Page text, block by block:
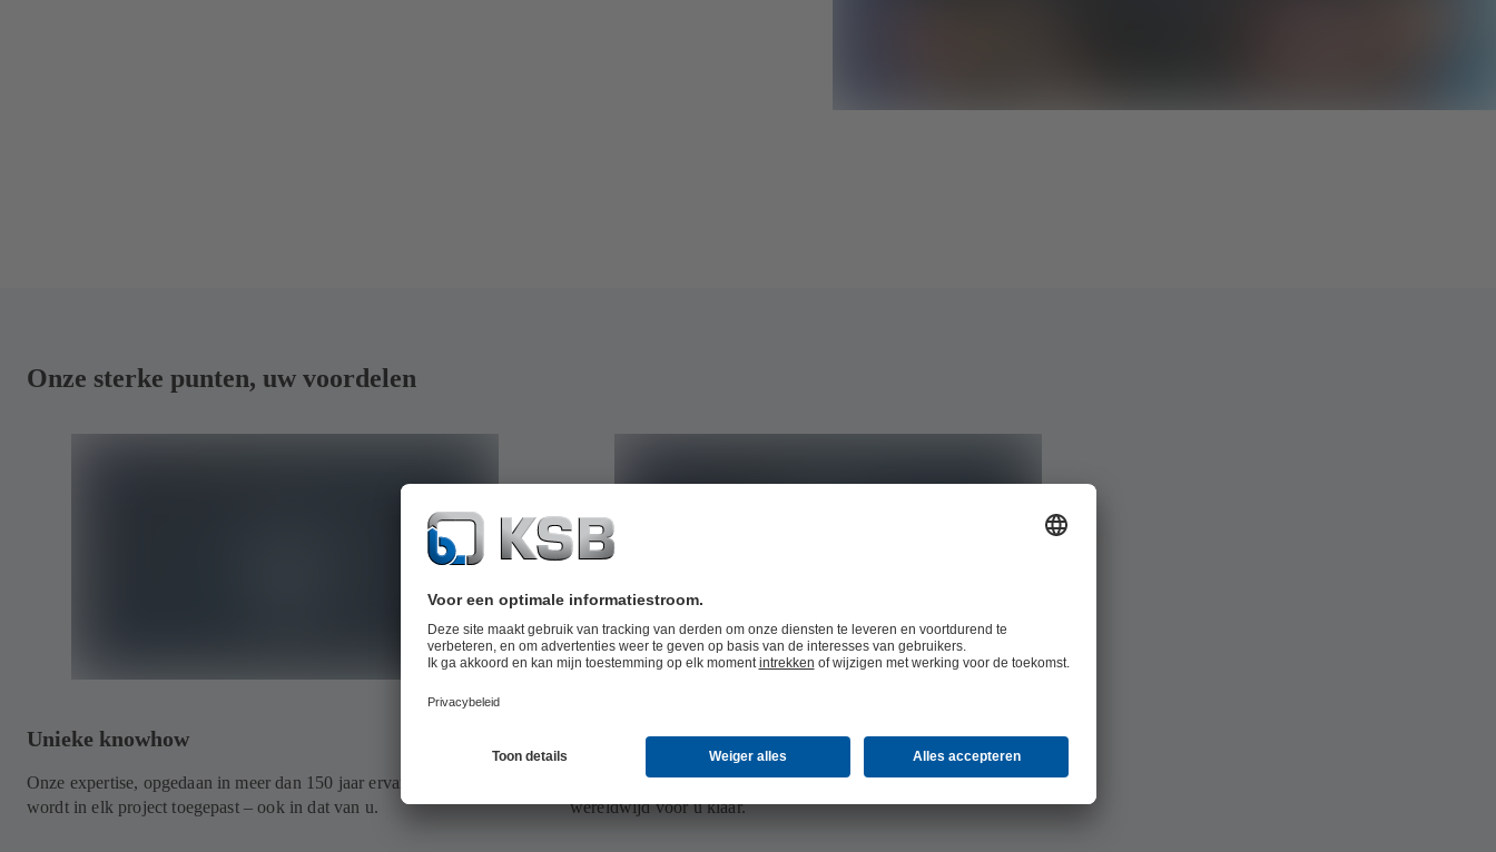
Onze sterke punten, uw voordelen
Unieke knowhow
Onze expertise, opgedaan in meer dan 150 jaar ervaring in de branche,
wordt in elk project toegepast – ook in dat van u.
Wij staan wereldwijd voor u klaar
Meer dan 200 servicecentra op 5 continenten: KSB SupremeServ staat
wereldwijd voor u klaar.